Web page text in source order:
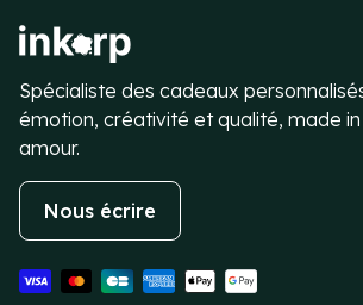
Spécialiste des cadeaux
émotion, créativité et qualité, made
amour.
Nous écrire